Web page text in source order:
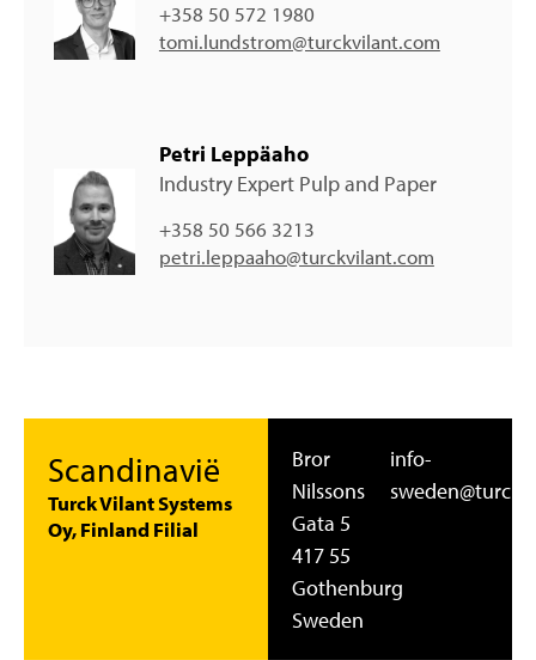
+358 50 572 1980
tomi.lundstrom@turckvilant.com
Petri Leppäaho
Industry Expert Pulp and Paper
+358 50 566 3213
petri.leppaaho@turckvilant.com
Scandinavië
Turck Vilant Systems
Oy, Finland Filial
Bror
Nilssons
Gata 5
417 55
Gothenburg
Sweden
info-